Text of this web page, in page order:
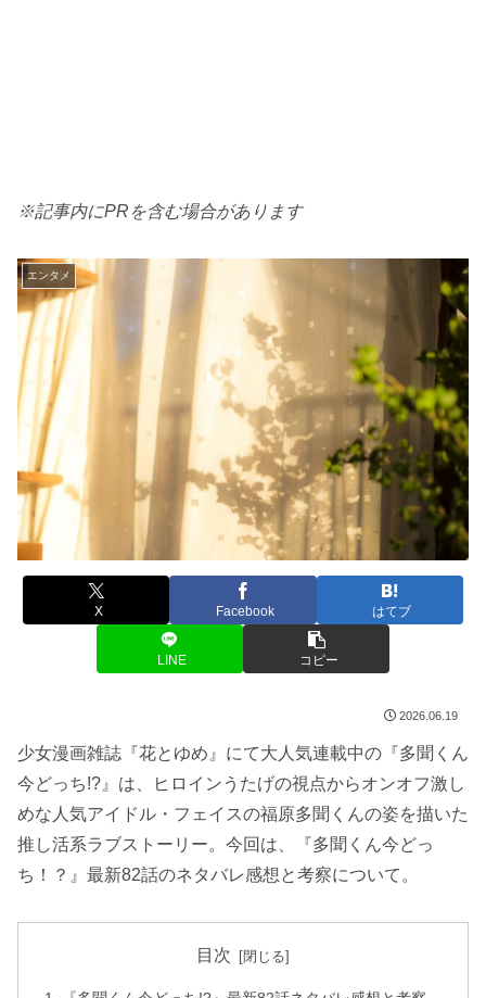
※記事内にPRを含む場合があります
エンタメ
X Facebook はてブ
LINE コピー
2026.06.19
少女漫画雑誌『花とゆめ』にて大人気連載中の『多聞くん
今どっち!?』は、ヒロインうたげの視点からオンオフ激し
めな人気アイドル・フェイスの福原多聞くんの姿を描いた
推し活系ラブストーリー。今回は、『多聞くん今どっ
ち！？』最新82話のネタバレ感想と考察について。
目次